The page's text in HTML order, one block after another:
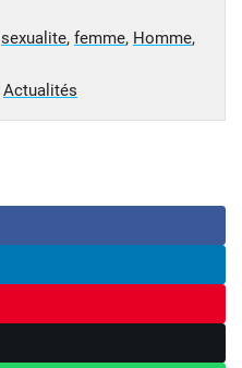
sexualite, femme, Homme,
Actualités